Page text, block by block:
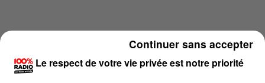
Le respect de votre vie privée est notre priorité
Continuer sans accepter